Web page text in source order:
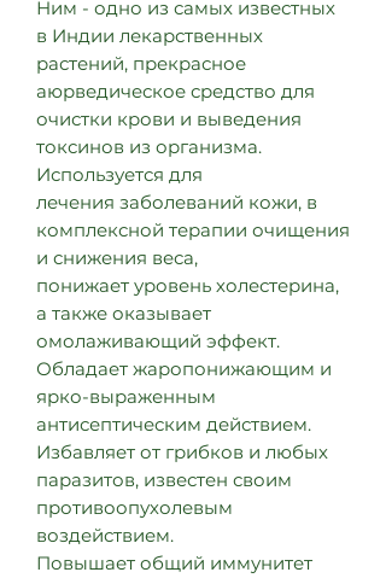
Ним - одно из самых известных
в Индии лекарственных
растений, прекрасное
аюрведическое средство для
очистки крови и выведения
токсинов из организма.
Используется для
лечения заболеваний кожи, в
комплексной терапии очищения
и снижения веса,
понижает уровень холестерина,
а также оказывает
омолаживающий эффект.
Обладает жаропонижающим и
ярко-выраженным
антисептическим действием.
Избавляет от грибков и любых
паразитов, известен своим
противоопухолевым
воздействием.
Повышает общий иммунитет